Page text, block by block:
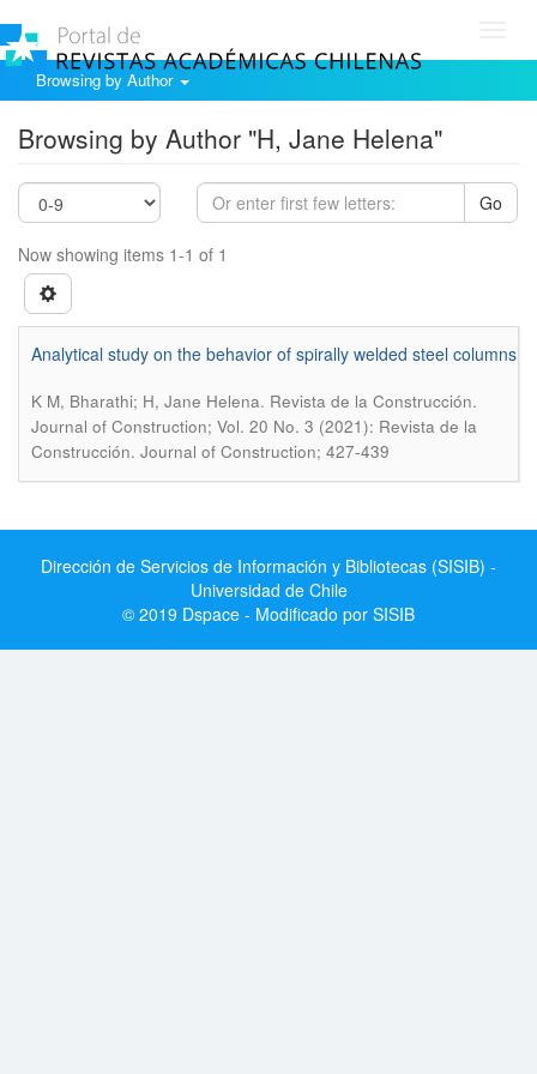
Browsing by Author
Browsing by Author "H, Jane Helena"
Go
Now showing items 1-1 of 1
Analytical study on the behavior of spirally welded steel columns
K M, Bharathi; H, Jane Helena. Revista de la Construcción.
Journal of Construction; Vol. 20 No. 3 (2021): Revista de la
Construcción. Journal of Construction; 427-439
Dirección de Servicios de Información y Bibliotecas (SISIB) -
Universidad de Chile
© 2019 Dspace - Modificado por SISIB